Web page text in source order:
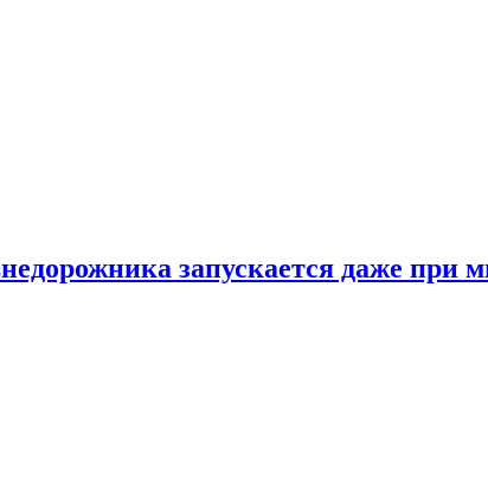
запускается даже при